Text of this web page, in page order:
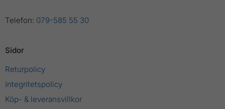
Telefon: 079-585 55 30
Sidor
Returpolicy
Integritetspolicy
Köp- & leveransvillkor